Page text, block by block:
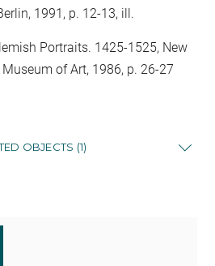
1991, p. 12-13, ill.
Portraits. 1425-1525, New
of Art, 1986, p. 26-27
OBJECTS (1)